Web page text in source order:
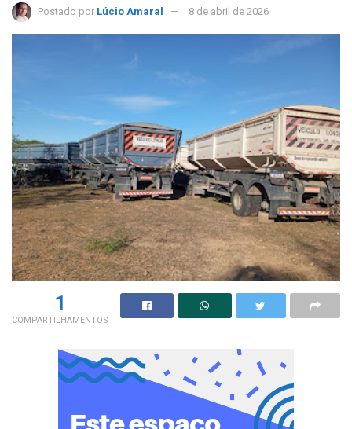
Postado por Lúcio Amaral 8 de abril de 2026
1
COMPARTILHAMENTOS